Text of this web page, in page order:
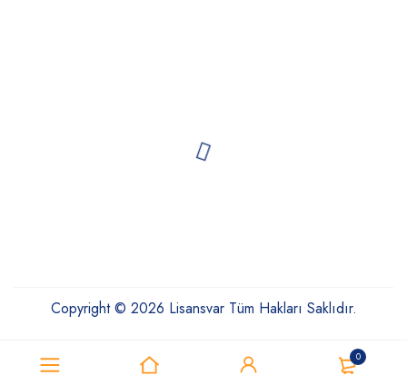
0
Copyright © 2026 Lisansvar Tüm Hakları Saklıdır.